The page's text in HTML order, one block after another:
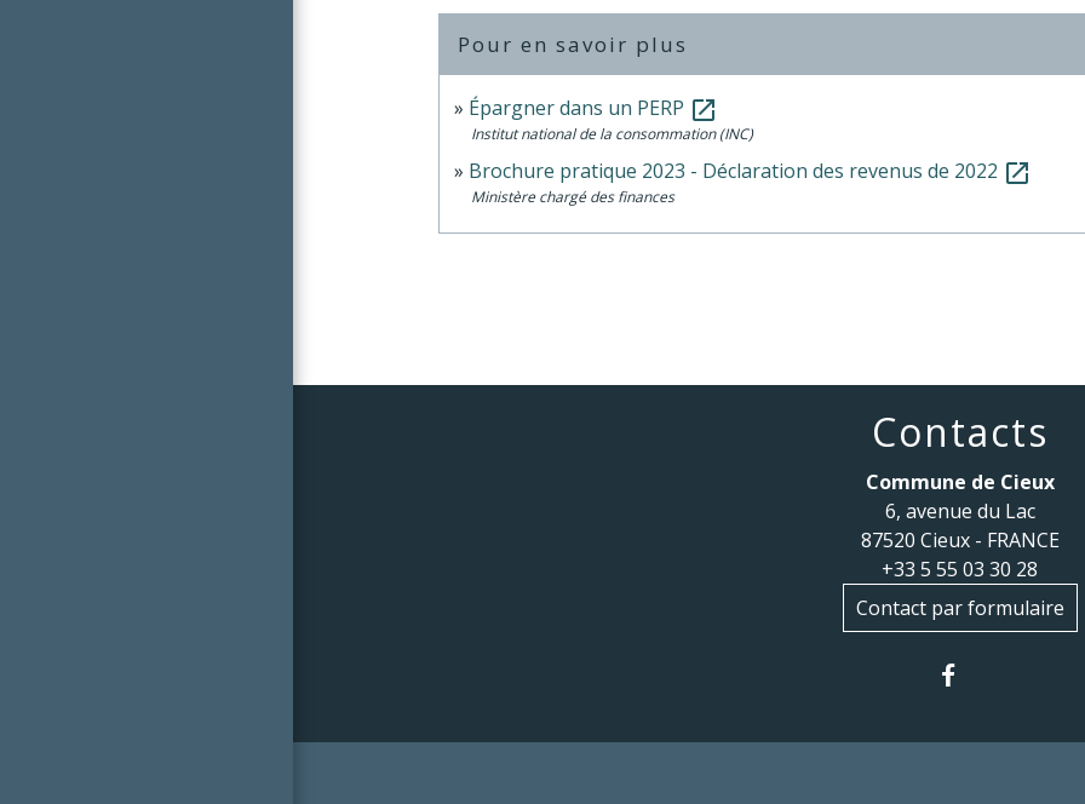
Pour en savoir plus
Épargner dans un PERP open_in_new
Institut national de la consommation (INC)
Brochure pratique 2023 - Déclaration des revenus de 2022 open_in_new
Ministère chargé des finances
Contacts
Commune de Cieux
6, avenue du Lac
87520 Cieux - FRANCE
+33 5 55 03 30 28
Contact par formulaire